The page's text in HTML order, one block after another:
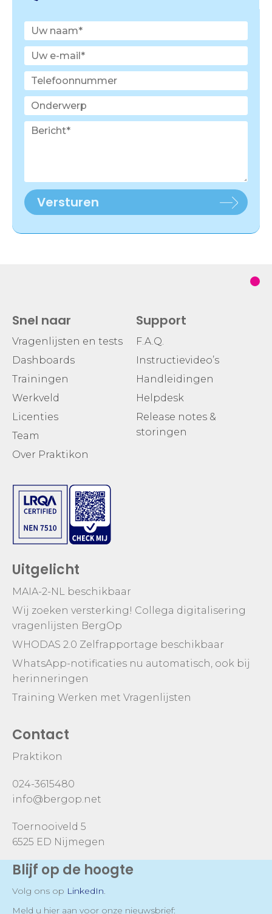
Versturen
Snel naar
Vragenlijsten en tests
Dashboards
Trainingen
Werkveld
Licenties
Team
Over Praktikon
Support
F.A.Q.
Instructievideo’s
Handleidingen
Helpdesk
Release notes &
storingen
Uitgelicht
MAIA-2-NL beschikbaar
Wij zoeken versterking! Collega digitalisering
vragenlijsten BergOp
WHODAS 2.0 Zelfrapportage beschikbaar
WhatsApp-notificaties nu automatisch, ook bij
herinneringen
Training Werken met Vragenlijsten
Contact
Praktikon
024-3615480
info@bergop.net
Toernooiveld 5
6525 ED Nijmegen
Blijf op de hoogte
Volg ons op LinkedIn.
Meld u hier aan voor onze nieuwsbrief: